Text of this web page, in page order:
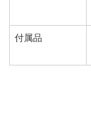
付属品